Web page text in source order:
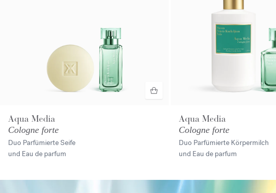
Aqua Media
Cologne forte
Duo Parfümierte Seife
und Eau de parfum
Aqua Media
Cologne forte
Duo Parfümierte Körpermilch
und Eau de parfum